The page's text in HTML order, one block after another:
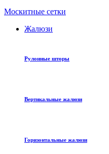
Москитные сетки
Жалюзи
Рулонные шторы
Вертикальные жалюзи
Горизонтальные жалюзи